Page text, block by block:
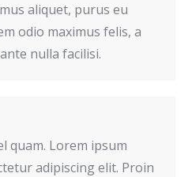
aliquet, purus eu
odio maximus felis, a
nulla facilisi.
quam. Lorem ipsum
adipiscing elit. Proin